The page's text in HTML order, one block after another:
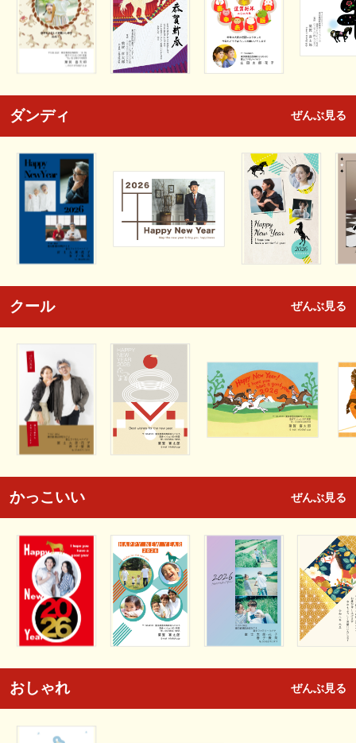
ダンディ ぜんぶ見る
クール ぜんぶ見る
かっこいい ぜんぶ見る
おしゃれ ぜんぶ見る